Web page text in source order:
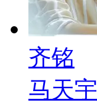
齐铭
马天宇